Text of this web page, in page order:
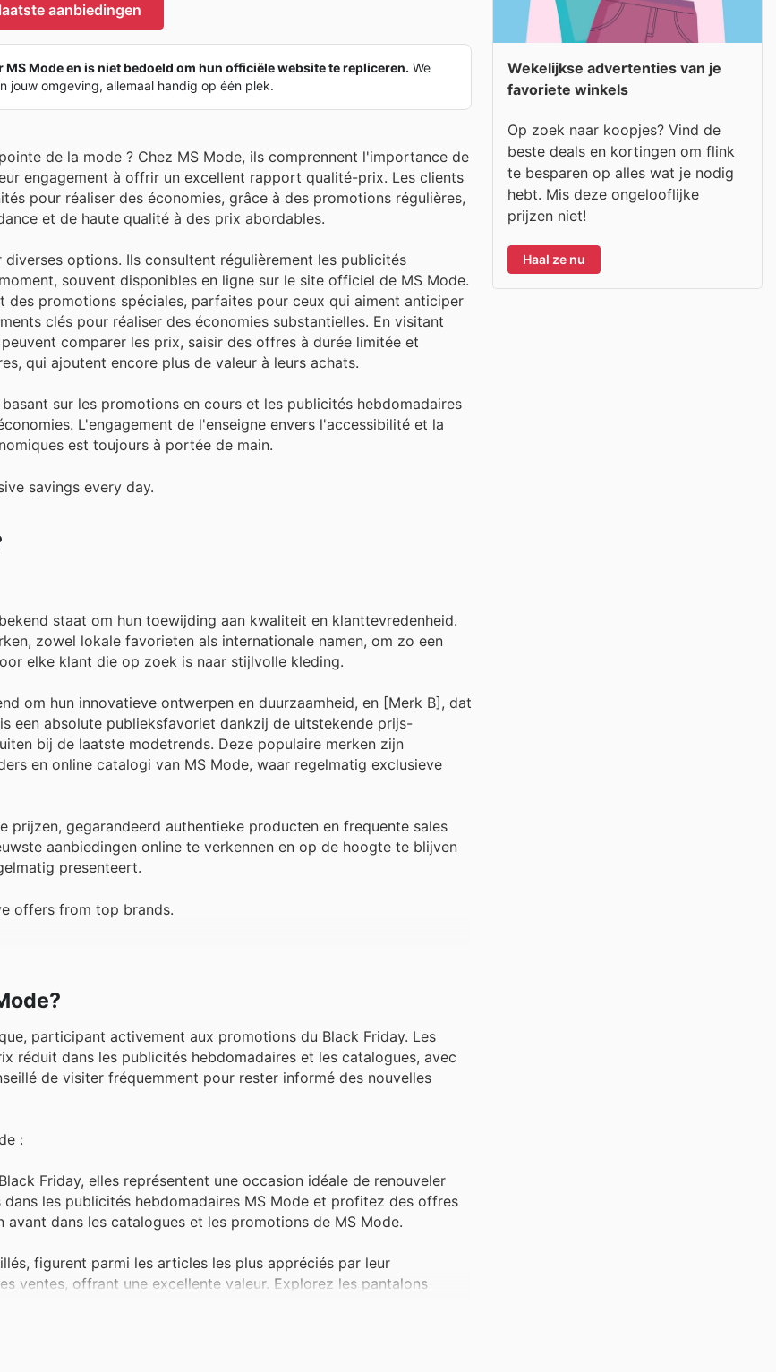
aanbiedingen
Mode en is niet bedoeld om hun officiële website te repliceren. We
jouw omgeving, allemaal handig op één plek.
de la mode ? Chez MS Mode, ils comprennent l'importance de
engagement à offrir un excellent rapport qualité-prix. Les clients
pour réaliser des économies, grâce à des promotions régulières,
et de haute qualité à des prix abordables.
options. Ils consultent régulièrement les publicités
souvent disponibles en ligne sur le site officiel de MS Mode.
des promotions spéciales, parfaites pour ceux qui aiment anticiper
clés pour réaliser des économies substantielles. En visitant
comparer les prix, saisir des offres à durée limitée et
qui ajoutent encore plus de valeur à leurs achats.
sur les promotions en cours et les publicités hebdomadaires
L'engagement de l'enseigne envers l'accessibilité et la
est toujours à portée de main.
savings every day.
staat om hun toewijding aan kwaliteit en klanttevredenheid.
zowel lokale favorieten als internationale namen, om zo een
elke klant die op zoek is naar stijlvolle kleding.
om hun innovatieve ontwerpen en duurzaamheid, en [Merk B], dat
een absolute publieksfavoriet dankzij de uitstekende prijs-
bij de laatste modetrends. Deze populaire merken zijn
en online catalogi van MS Mode, waar regelmatig exclusieve
gegarandeerd authentieke producten en frequente sales
aanbiedingen online te verkennen en op de hoogte te blijven
presenteert.
offers from top brands.
participant activement aux promotions du Black Friday. Les
réduit dans les publicités hebdomadaires et les catalogues, avec
de visiter fréquemment pour rester informé des nouvelles
:
Friday, elles représentent une occasion idéale de renouveler
les publicités hebdomadaires MS Mode et profitez des offres
dans les catalogues et les promotions de MS Mode.
figurent parmi les articles les plus appréciés par leur
ventes, offrant une excellente valeur. Explorez les pantalons
pour composer de nombreuses tenues. Leur popularité
votre style à moindre coût. Consultez les MS Mode deals
Wekelijkse advertenties van je
favoriete winkels
Op zoek naar koopjes? Vind de
beste deals en kortingen om flink
te besparen op alles wat je nodig
hebt. Mis deze ongelooflijke
prijzen niet!
Haal ze nu